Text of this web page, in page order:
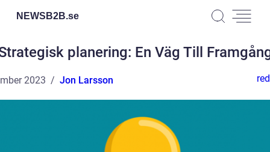
NEWSB2B.se
planering: En Väg Till
2023 Jon Larsson